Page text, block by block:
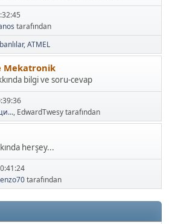
tarafından
ATMEL
Mekatronik
bilgi ve soru-cevap
, EdwardTwesy tarafından
herşey...
tarafından